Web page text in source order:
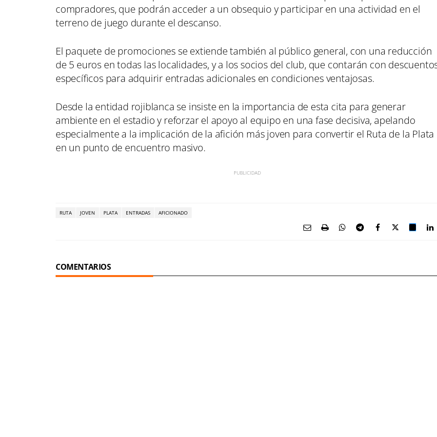
compradores, que podrán acceder a un obsequio y participar en una actividad en el
terreno de juego durante el descanso.
El paquete de promociones se extiende también al público general, con una reducción
de 5 euros en todas las localidades, y a los socios del club, que contarán con
específicos para adquirir entradas adicionales en condiciones ventajosas.
Desde la entidad rojiblanca se insiste en la importancia de esta cita para generar
ambiente en el estadio y reforzar el apoyo al equipo en una fase decisiva, apelando
especialmente a la implicación de la afición más joven para convertir el Ruta de la Plata
en un punto de encuentro masivo.
RUTA JOVEN PLATA ENTRADAS AFICIONADO
COMENTARIOS